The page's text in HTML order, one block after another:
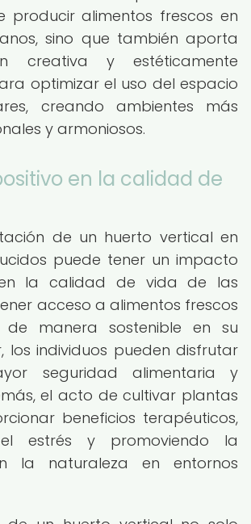
producir alimentos frescos en
sino que también aporta
creativa y estéticamente
optimizar el uso del espacio
creando ambientes más
y armoniosos.
en la calidad de
de un huerto vertical en
puede tener un impacto
en la calidad de vida de las
acceso a alimentos frescos
de manera sostenible en su
los individuos pueden disfrutar
seguridad alimentaria y
el acto de cultivar plantas
beneficios terapéuticos,
el estrés y promoviendo la
la naturaleza en entornos